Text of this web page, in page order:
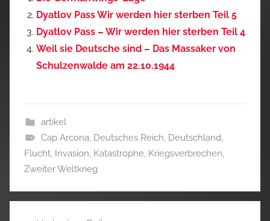
Dyatlov Pass Wir werden hier sterben Teil 5
Dyatlov Pass – Wir werden hier sterben Teil 4
Weil sie Deutsche sind – Das Massaker von
Schulzenwalde am 22.10.1944
artikel
Cap Arcona, Deutsches Reich, Deutschland,
Flucht, Invasion, Katastrophe, Kriegsverbrechen,
Zweiter Weltkrieg